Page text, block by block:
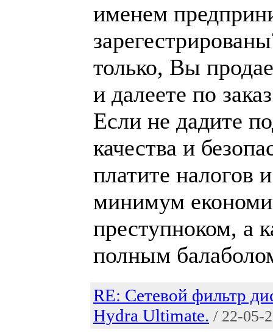
именем
только, Вы
и далеете по
Если не дадите
качества и
платите налогов
минимум
преступноком, а
полным
RE: Сетевой фильтр
Hydra Ultimate. / 22-05-